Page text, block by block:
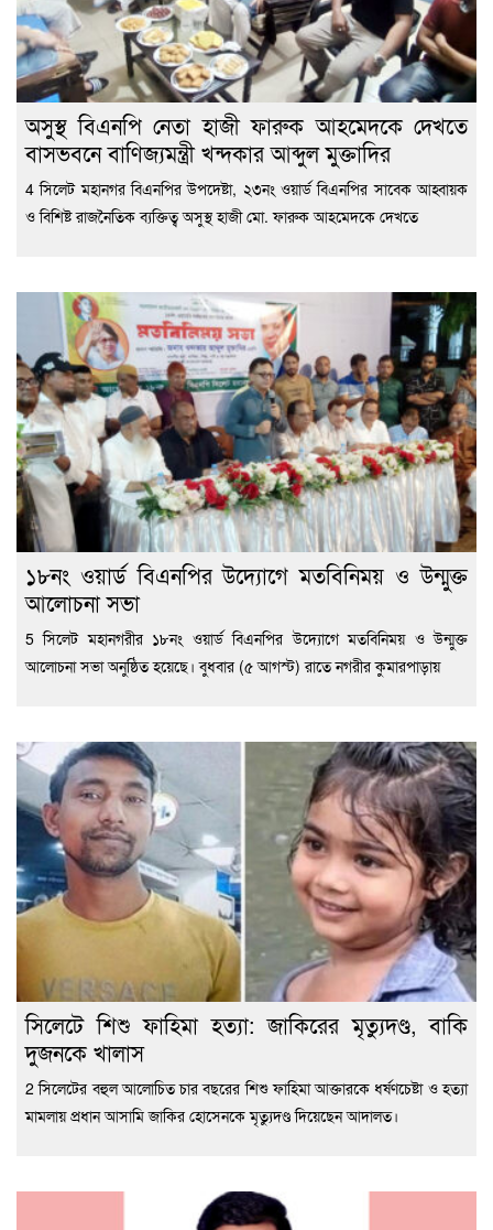
অসুস্থ বিএনপি নেতা হাজী ফারুক আহমেদকে দেখতে
বাসভবনে বাণিজ্যমন্ত্রী খন্দকার আব্দুল মুক্তাদির
4 সিলেট মহানগর বিএনপির উপদেষ্টা, ২৩নং ওয়ার্ড বিএনপির সাবেক আহ্বায়ক
ও বিশিষ্ট রাজনৈতিক ব্যক্তিত্ব অসুস্থ হাজী মো. ফারুক আহমেদকে দেখতে
১৮নং ওয়ার্ড বিএনপির উদ্যোগে মতবিনিময় ও উন্মুক্ত
আলোচনা সভা
5 সিলেট মহানগরীর ১৮নং ওয়ার্ড বিএনপির উদ্যোগে মতবিনিময় ও উন্মুক্ত
আলোচনা সভা অনুষ্ঠিত হয়েছে। বুধবার (৫ আগস্ট) রাতে নগরীর কুমারপাড়ায়
সিলেটে শিশু ফাহিমা হত্যা: জাকিরের মৃত্যুদণ্ড, বাকি
দুজনকে খালাস
2 সিলেটের বহুল আলোচিত চার বছরের শিশু ফাহিমা আক্তারকে ধর্ষণচেষ্টা ও হত্যা
মামলায় প্রধান আসামি জাকির হোসেনকে মৃত্যুদণ্ড দিয়েছেন আদালত।